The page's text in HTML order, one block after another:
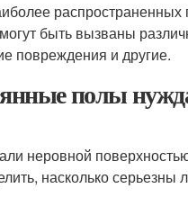
быть вызваны
повреждения и другие.
полы
неровной
насколько серьезны